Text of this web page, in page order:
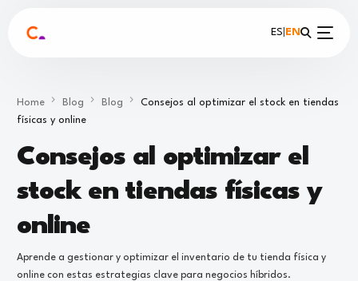
ES EN
Home Blog Blog
Consejos al optimizar el stock en tiendas
físicas y online
Consejos al optimizar el
stock en tiendas físicas y
online
Aprende a gestionar y optimizar el inventario de tu tienda física y
online con estas estrategias clave para negocios híbridos.